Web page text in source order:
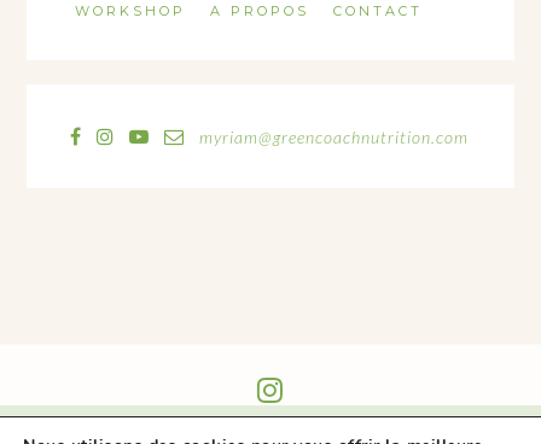
WORKSHOP
A PROPOS CONTACT
myriam@greencoachnutrition.com
@GREEN_COACH_NUTRITION